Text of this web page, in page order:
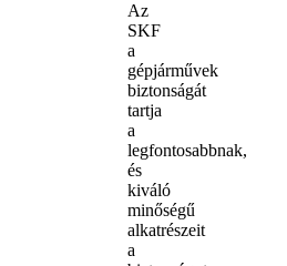
Az
SKF
a
gépjárművek
biztonságát
tartja
a
legfontosabbnak,
és
kiváló
minőségű
alkatrészeit
a